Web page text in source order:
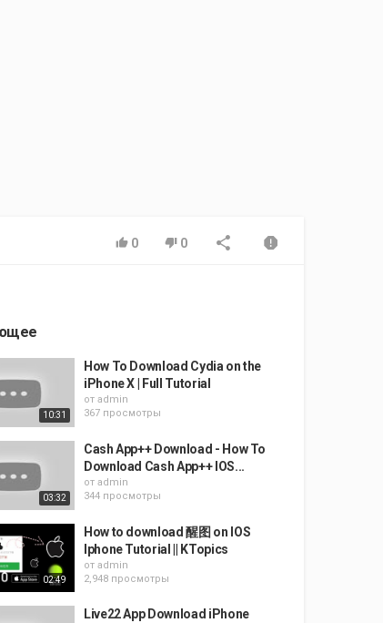
0 0
10:31
How To Download Cydia on the
iPhone X | Full Tutorial
от admin
367 просмотры
03:32
Cash App++ Download - How To
Download Cash App++ IOS...
от admin
344 просмотры
02:49
How to download 醒图 on IOS
Iphone Tutorial || KTopics
от admin
2,948 просмотры
Live22 App Download iPhone